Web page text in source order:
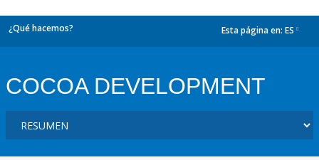
¿Qué hacemos? Esta página en: ES
COCOA DEVELOPMENT